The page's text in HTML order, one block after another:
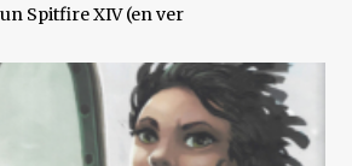
Spitfire XIV (en ver